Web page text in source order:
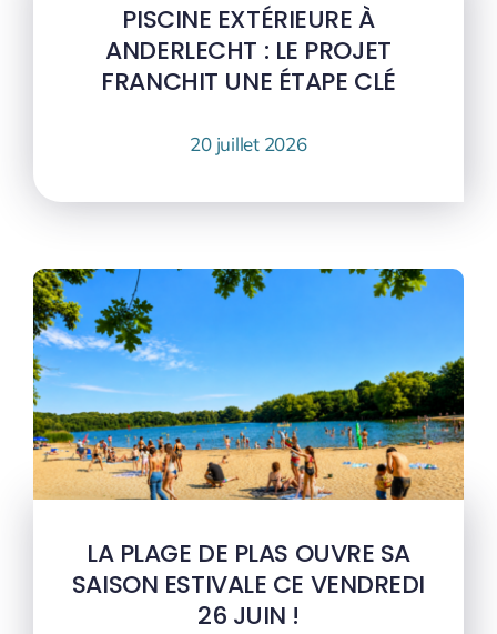
PISCINE EXTÉRIEURE À
ANDERLECHT : LE PROJET
FRANCHIT UNE ÉTAPE CLÉ
20 juillet 2026
LA PLAGE DE PLAS OUVRE SA
SAISON ESTIVALE CE VENDREDI
26 JUIN !